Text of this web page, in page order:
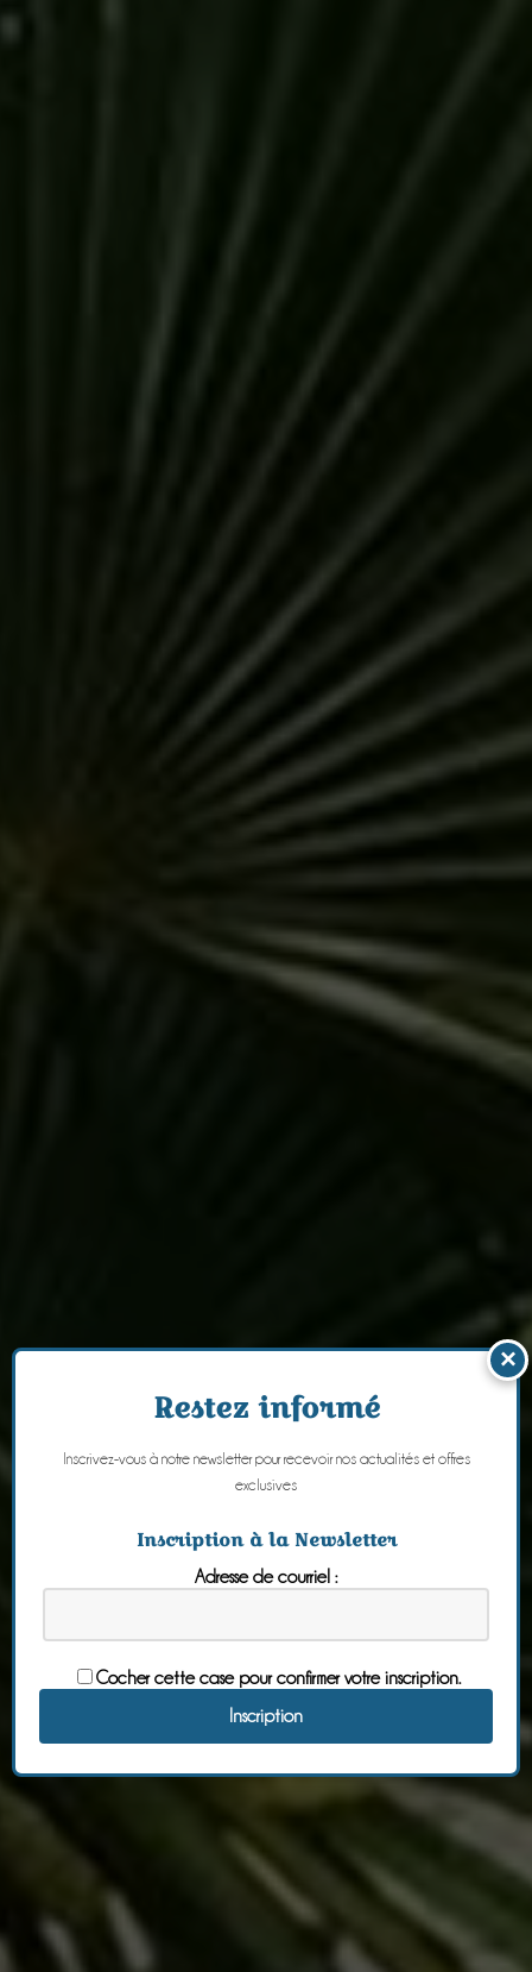
×
Restez informé
Inscrivez-vous à notre newsletter pour recevoir nos actualités et offres
exclusives
Inscription à la Newsletter
Adresse de courriel :
Cocher cette case pour confirmer votre inscription.